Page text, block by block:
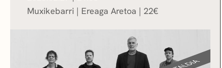
Muxikebarri | Ereaga Aretoa 22€